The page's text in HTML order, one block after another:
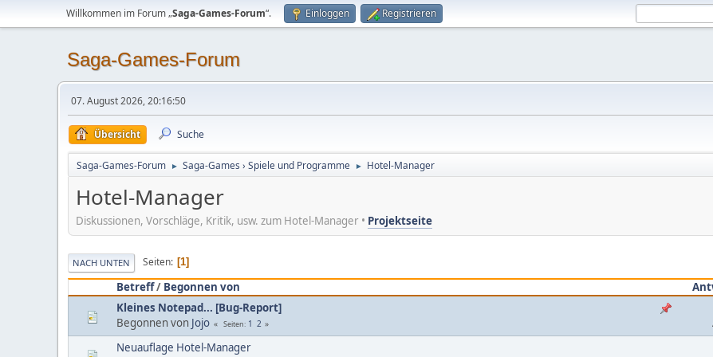
Willkommen im Forum „Saga-Games-Forum“. Einloggen Registrieren
Saga-Games-Forum
07. August 2026, 20:16:50
Übersicht Suche
Saga-Games-Forum ► Saga-Games › Spiele und Programme ► Hotel-Manager
Hotel-Manager
Diskussionen, Vorschläge, Kritik, usw. zum Hotel-Manager • Projektseite
NACH UNTEN Seiten 1
Betreff/ Begonnen von
Kleines Notepad... [Bug-Report]
Begonnen von Jojo Seiten 1 2
Neuauflage Hotel-Manager